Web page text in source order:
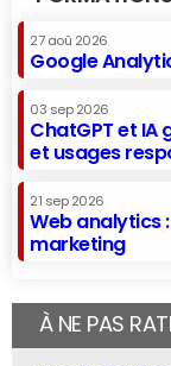
27 aoû 2026
Google
03 sep 2026
ChatGPT et IA
et usages
21 sep 2026
Web analytics
marketing
À NE PAS